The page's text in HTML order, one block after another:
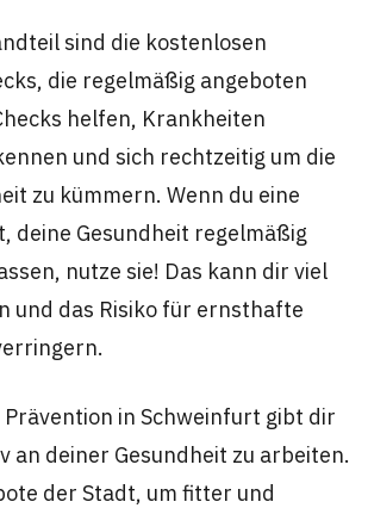
sind die kostenlosen
die regelmäßig angeboten
helfen, Krankheiten
und sich rechtzeitig um die
zu kümmern. Wenn du eine
deine Gesundheit regelmäßig
nutze sie! Das kann dir viel
und das Risiko für ernsthafte
in Schweinfurt gibt dir
an deiner Gesundheit zu arbeiten.
der Stadt, um fitter und